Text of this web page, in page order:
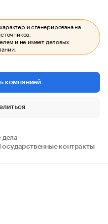
и сгенерирована на
и не имеет деловых
компанией
Государственные контракты